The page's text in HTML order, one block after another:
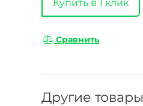
Купить в 1 клик
Сравнить
Другие